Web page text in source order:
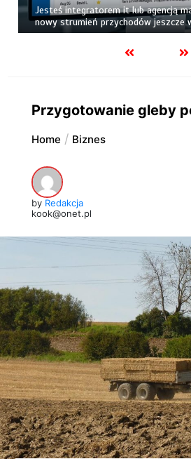
Jesteś integratorem it lub agencją
nowy strumień przychodów jeszcze
Przygotowanie gleby
Home Biznes
by Redakcja
kook@onet.pl